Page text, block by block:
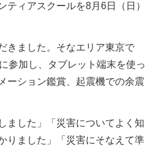
ィアスクールを8月6日（日）
きました。そなエリア東京で
参加し、タブレット端末を使っ
ーション鑑賞、起震機での余震
ました」「災害についてよく知
りました」「災害にそなえて準